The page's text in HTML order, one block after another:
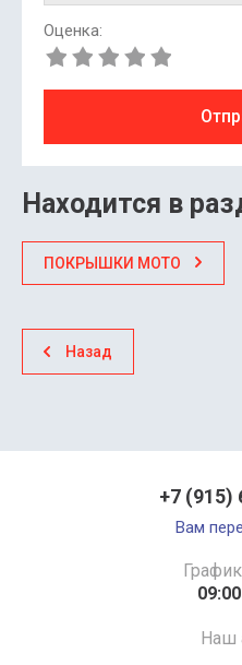
Оценка:
Находится в
ПОКРЫШКИ МОТО
Назад
+7 (915)
Вам
Наш